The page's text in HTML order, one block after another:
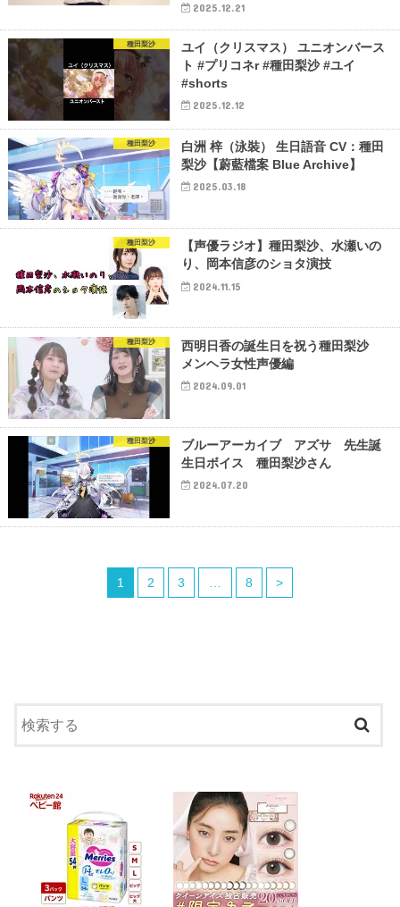
2025.12.21
種田梨沙
ユイ（クリスマス） ユニオンバース
ト #プリコネr #種田梨沙 #ユイ
#shorts
2025.12.12
種田梨沙
白洲 梓（泳裝） 生日語音 CV：種田
梨沙【蔚藍檔案 Blue Archive】
2025.03.18
種田梨沙
【声優ラジオ】種田梨沙、水瀬いの
り、岡本信彦のショタ演技
2024.11.15
種田梨沙
西明日香の誕生日を祝う種田梨沙
メンヘラ女性声優編
2024.09.01
種田梨沙
ブルーアーカイブ アズサ 先生誕
生日ボイス 種田梨沙さん
2024.07.20
1 2 3 … 8 >